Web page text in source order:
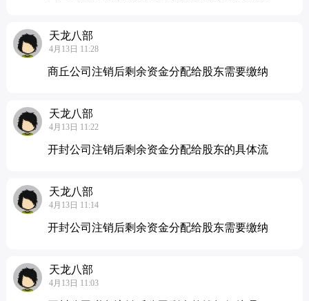
天龙八部
4月13日 11:28
商丘公司注销后剩余资金分配给股东需要缴纳
天龙八部
4月13日 11:22
开封公司注销后剩余资金分配给股东的具体流
天龙八部
4月13日 11:14
开封公司注销后剩余资金分配给股东需要缴纳
天龙八部
4月13日 11:03